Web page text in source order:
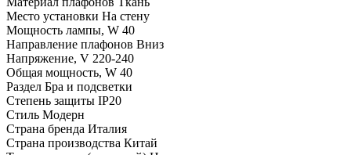
Место установки На стену
Мощность лампы, W 40
Направление плафонов Вниз
Напряжение, V 220-240
Общая мощность, W 40
Раздел Бра и подсветки
Степень защиты IP20
Стиль Модерн
Страна бренда Италия
Страна производства Китай